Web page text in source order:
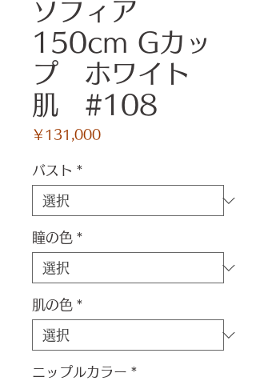
ソフィア
150cm Gカッ
プ ホワイト
肌 #108
￥131,000価
バスト *
瞳の色 *
肌の色 *
ニップルカラー *